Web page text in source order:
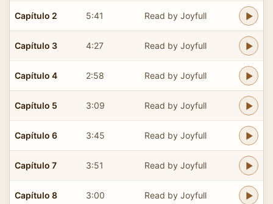
Capítulo 2 5:41 Read by Joyfull
Capítulo 3 4:27 Read by Joyfull
Capítulo 4 2:58 Read by Joyfull
Capítulo 5 3:09 Read by Joyfull
Capítulo 6 3:45 Read by Joyfull
Capítulo 7 3:51 Read by Joyfull
Capítulo 8 3:00 Read by Joyfull